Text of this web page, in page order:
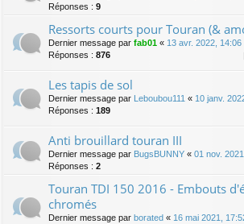
Réponses : 9
Ressorts courts pour Touran (&
Dernier message par fab01 « 13 avr. 2022, 14:06
Réponses : 876
Les tapis de sol
Dernier message par Leboubou111 « 10 janv.
Réponses : 189
Anti brouillard touran III
Dernier message par BugsBUNNY « 01 nov.
Réponses : 2
Touran TDI 150 2016 - Embouts
chromés
Dernier message par borated « 16 mai 2021,